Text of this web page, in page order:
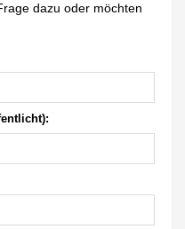
dazu oder möchten